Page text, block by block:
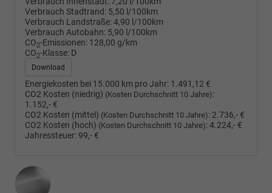
Verbrauch Stadtrand: 5,50 l/100km
Verbrauch Landstraße:4,90 l/100km
Verbrauch Autobahn: 5,90 l/100km
CO2-Emissionen: 128,00 g/km
CO2-Klasse: D
Download
Energiekosten bei 15.000 km pro Jahr: 1.491,12 €
CO2 Kosten (niedrig) (Kosten Durchschnitt 10 Jahre):
1.152,- €
CO2 Kosten (mittel) (Kosten Durchschnitt 10 Jahre): 2.736,- €
CO2 Kosten (hoch) (Kosten Durchschnitt 10 Jahre):4.224,- €
Jahressteuer: 99,- €